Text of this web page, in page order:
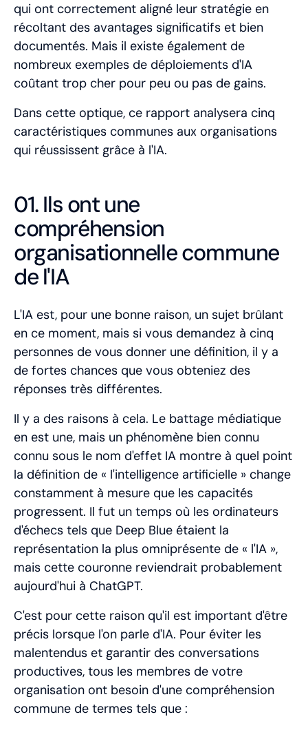
qui ont correctement aligné leur stratégie en
récoltant des avantages significatifs et bien
documentés. Mais il existe également de
nombreux exemples de déploiements d'IA
coûtant trop cher pour peu ou pas de gains.
Dans cette optique, ce rapport analysera cinq
caractéristiques communes aux organisations
qui réussissent grâce à l'IA.
01. Ils ont une
compréhension
organisationnelle commune
de l'IA
L'IA est, pour une bonne raison, un sujet brûlant
en ce moment, mais si vous demandez à cinq
personnes de vous donner une définition, il y a
de fortes chances que vous obteniez des
réponses très différentes.
Il y a des raisons à cela. Le battage médiatique
en est une, mais un phénomène bien connu
connu sous le nom d'effet IA montre à quel point
la définition de « l'intelligence artificielle » change
constamment à mesure que les capacités
progressent. Il fut un temps où les ordinateurs
d'échecs tels que Deep Blue étaient la
représentation la plus omniprésente de « l'IA »,
mais cette couronne reviendrait probablement
aujourd'hui à ChatGPT.
C'est pour cette raison qu'il est important d'être
précis lorsque l'on parle d'IA. Pour éviter les
malentendus et garantir des conversations
productives, tous les membres de votre
organisation ont besoin d'une compréhension
commune de termes tels que :